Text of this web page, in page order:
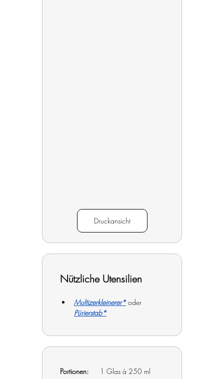
Druckansicht
Nützliche Utensilien
Multizerkleinerer* oder
Pürierstab*
Portionen: 1 Glas à 250 ml